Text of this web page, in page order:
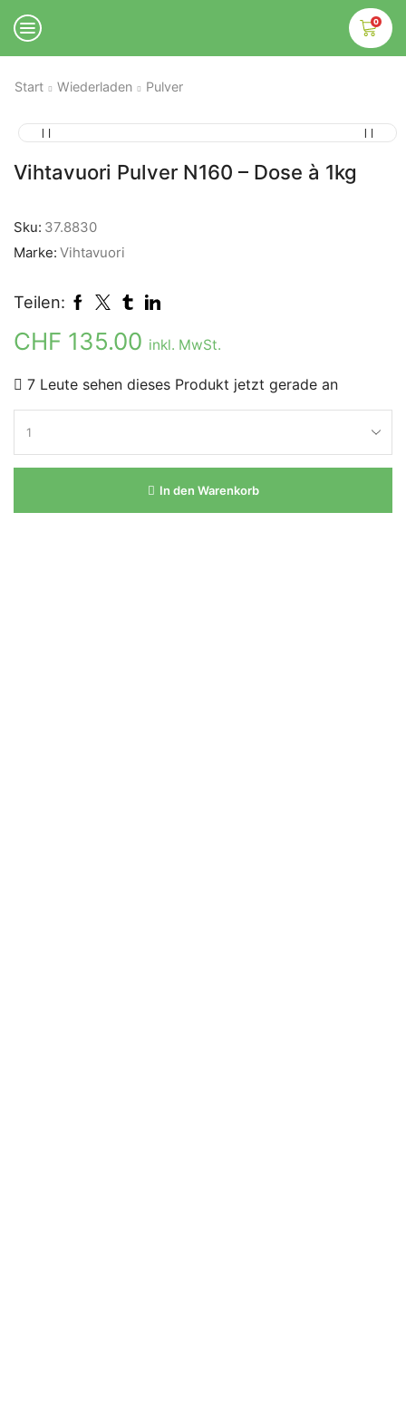
0
Start Wiederladen Pulver
Vihtavuori Pulver N160 – Dose à 1kg
Sku: 37.8830
Marke: Vihtavuori
Teilen:
CHF 135.00 inkl. MwSt.
7 Leute sehen dieses Produkt jetzt gerade an
In den Warenkorb